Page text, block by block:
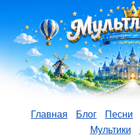
Главная Блог Песни
Мультики